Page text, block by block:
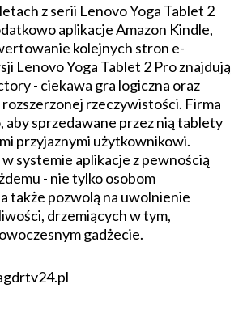
z serii Lenovo Yoga Tablet 2
aplikacje Amazon Kindle,
kolejnych stron e-
Lenovo Yoga Tablet 2 Pro znajdują
- ciekawa gra logiczna oraz
rozszerzonej rzeczywistości. Firma
aby sprzedawane przez nią tablety
przyjaznymi użytkownikowi.
systemie aplikacje z pewnością
- nie tylko osobom
także pozwolą na uwolnienie
drzemiących w tym,
gadżecie.